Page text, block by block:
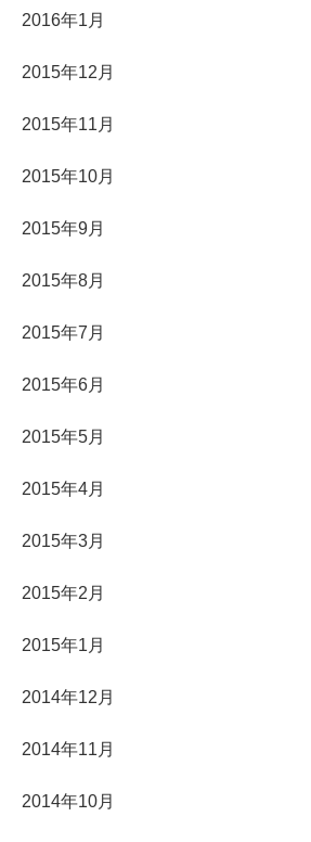
2016年1月
2015年12月
2015年11月
2015年10月
2015年9月
2015年8月
2015年7月
2015年6月
2015年5月
2015年4月
2015年3月
2015年2月
2015年1月
2014年12月
2014年11月
2014年10月